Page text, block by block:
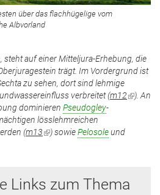
über das flachhügelige vom
Albvorland
steht auf einer Mitteljura-Erhebung, die
trägt. Im Vordergrund ist
zu sehen, dort sind lehmige
verbreitet (m12(Link
). An
dominieren Pseudogley-
lösslehmreichen
(m13(Link
) sowiePelosoleund
Links zum Thema